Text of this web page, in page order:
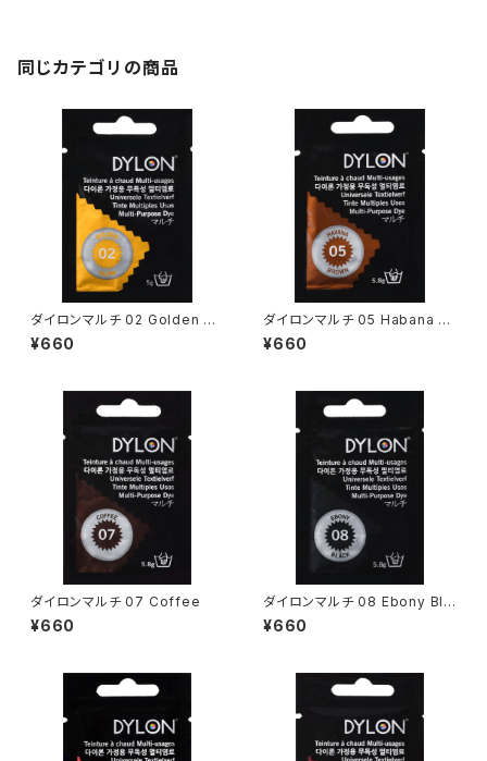
同じカテゴリの商品
ダイロンマルチ 02 Golden Gl
ow
¥660
ダイロンマルチ 05 Habana Br
own
¥660
ダイロンマルチ 07 Coffee
¥660
ダイロンマルチ 08 Ebony Bla
ck
¥660